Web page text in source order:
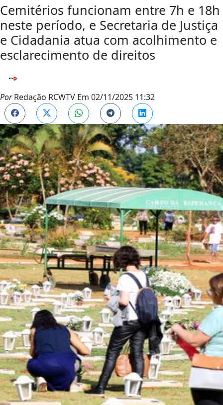
Cemitérios funcionam entre 7h e 18h
neste período, e Secretaria de Justiça
e Cidadania atua com acolhimento e
esclarecimento de direitos
PorRedação RCWTV Em 02/11/2025 11:32